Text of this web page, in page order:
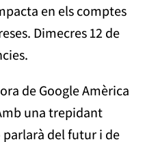
en els comptes
Dimecres 12 de
de Google Amèrica
una trepidant
del futur i de